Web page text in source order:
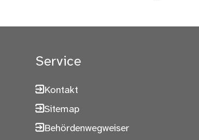
Service
Kontakt
Sitemap
Behördenwegweiser